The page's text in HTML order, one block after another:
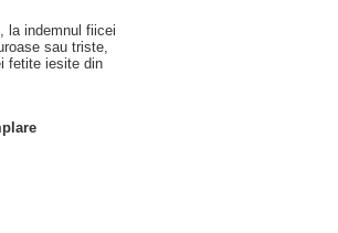
la indemnul fiicei
sau triste,
fetite iesite din